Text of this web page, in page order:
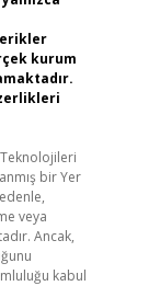
kurum
Teknolojileri
bir Yer
veya
Ancak,
kabul